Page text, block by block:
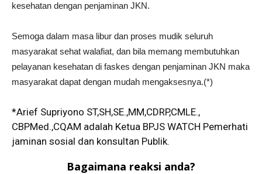
kesehatan dengan penjaminan JKN.
Semoga dalam masa libur dan proses mudik seluruh
masyarakat sehat walafiat, dan bila memang membutuhkan
pelayanan kesehatan di faskes dengan penjaminan JKN maka
masyarakat dapat dengan mudah mengaksesnya.(*)
*Arief Supriyono ST,SH,SE.,MM,CDRP,CMLE.,
CBPMed.,CQAM adalah Ketua BPJS WATCH Pemerhati
jaminan sosial dan konsultan Publik.
Bagaimana reaksi anda?